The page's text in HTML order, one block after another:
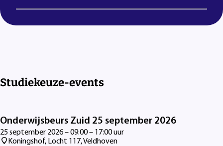
Studiekeuze-events
Onderwijsbeurs Zuid 25 september 2026
25 september 2026 – 09:00 – 17:00 uur
Koningshof, Locht 117, Veldhoven